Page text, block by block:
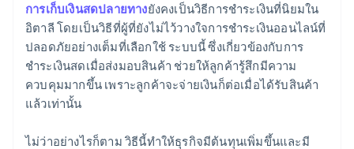
การเก็บเงินสดปลายทางยังคงเป็นวิธีการชำระเงินที่นิยมใน
อิตาลี โดยเป็นวิธีที่ผู้ที่ยังไม่ไว้วางใจการชำระเงินออนไลน์ที่
ปลอดภัยอย่างเต็มที่เลือกใช้ ระบบนี้ ซึ่งเกี่ยวข้องกับการ
ชำระเงินสดเมื่อส่งมอบสินค้า ช่วยให้ลูกค้ารู้สึกมีความ
ควบคุมมากขึ้น เพราะลูกค้าจะจ่ายเงินก็ต่อเมื่อได้รับสินค้า
แล้วเท่านั้น
ไม่ว่าอย่างไรก็ตาม วิธีนี้ทำให้ธุรกิจมีต้นทุนเพิ่มขึ้นและมี